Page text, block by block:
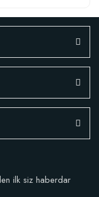
Dikim Gübresi (10
ilk siz haberdar